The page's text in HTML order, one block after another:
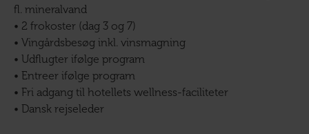
fl. mineralvand
• 2 frokoster (dag 3 og 7)
• Vingårdsbesøg inkl. vinsmagning
• Udflugter ifølge program
• Entreer ifølge program
• Fri adgang til hotellets wellness-faciliteter
• Dansk rejseleder